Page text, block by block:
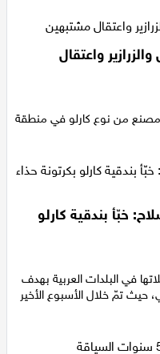
واعتقال
من نوع كارلو في منطقة
خبّأ بندقية كارلو
في البلدات العربية بهدف
حيث تمّ خلال الأسبوع الأخير